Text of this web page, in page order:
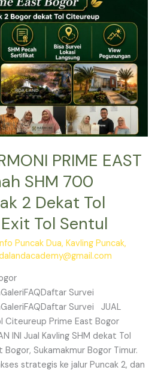
PRIME EAST
SHM 700
2 Dekat Tol
Tol Sentul
Puncak Dua,Kavling Puncak,
Survei
Survei JUAL
Citeureup Prime East Bogor
INI Jual Kavling SHM dekat Tol
Sukamakmur Bogor Timur.
strategis ke jalur Puncak 2, dan